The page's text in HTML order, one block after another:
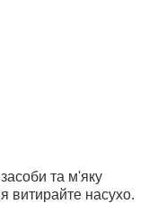
та м'яку
витирайте насухо.